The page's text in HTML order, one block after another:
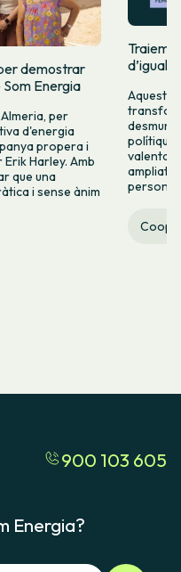
demostrar
Energia
per
d'energia
propera i
Harley. Amb
que una
i sense ànim
Traiem
Aquest
valenta
900 103 605
Energia?